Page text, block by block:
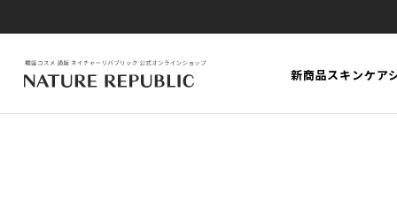
新商品スキンケア